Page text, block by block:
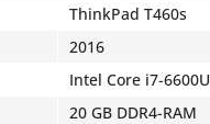
ThinkPad T460s
2016
Intel Core i7-
20 GB DDR4-RAM